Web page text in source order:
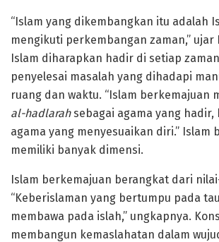
“Islam yang dikembangkan itu adalah
mengikuti perkembangan zaman,” ujar
Islam diharapkan hadir di setiap
penyelesai masalah yang dihadapi
ruang dan waktu. “Islam berkemajuan
al-hadlarahsebagai agama yang hadir,
agama yang menyesuaikan diri.” Islam
memiliki banyak dimensi.
Islam berkemajuan berangkat dari
“Keberislaman yang bertumpu pada
membawa pada islah,” ungkapnya.
membangun kemaslahatan dalam